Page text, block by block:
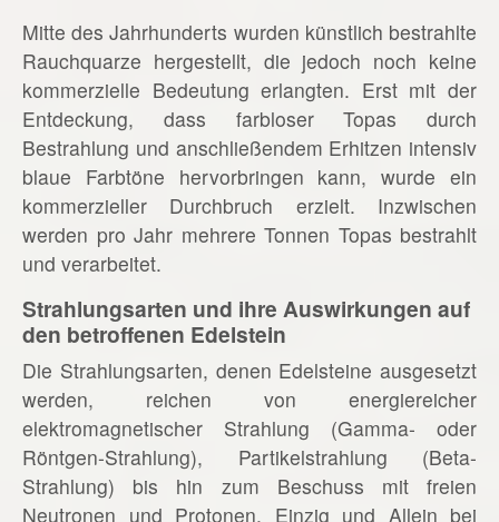
Mitte des Jahrhunderts wurden künstlich bestrahlte
Rauchquarze hergestellt, die jedoch noch keine
kommerzielle Bedeutung erlangten. Erst mit der
Entdeckung, dass farbloser Topas durch
Bestrahlung und anschließendem Erhitzen intensiv
blaue Farbtöne hervorbringen kann, wurde ein
kommerzieller Durchbruch erzielt. Inzwischen
werden pro Jahr mehrere Tonnen Topas bestrahlt
und verarbeitet.
Strahlungsarten und ihre Auswirkungen auf
den betroffenen Edelstein
Die Strahlungsarten, denen Edelsteine ausgesetzt
werden, reichen von energiereicher
elektromagnetischer Strahlung (Gamma- oder
Röntgen-Strahlung), Partikelstrahlung (Beta-
Strahlung) bis hin zum Beschuss mit freien
Neutronen und Protonen. Einzig und Allein bei